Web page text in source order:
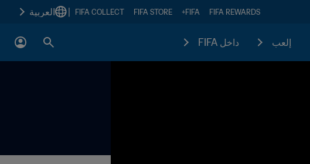
FIFA REWARDS
FIFA+
FIFA STORE
FIFA COLLECT العربية
إلعب داخل FIFA